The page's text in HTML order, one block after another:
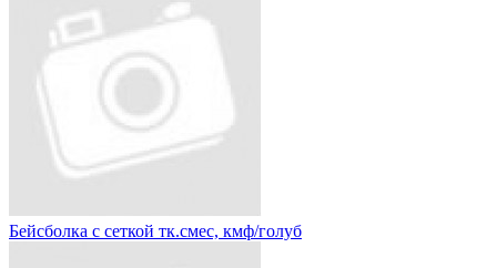
Бейсболка с сеткой тк.смес, кмф/голуб